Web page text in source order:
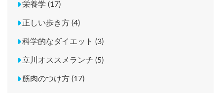
栄養学 (17)
正しい歩き方 (4)
科学的なダイエット (3)
立川オススメランチ (5)
筋肉のつけ方 (17)